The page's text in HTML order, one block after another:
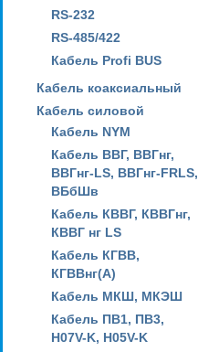
RS-232
RS-485/422
Кабель Profi BUS
Кабель коаксиальный
Кабель силовой
Кабель NYM
Кабель ВВГ, ВВГнг,
ВВГнг-LS, ВВГнг-FRLS,
ВБбШв
Кабель КВВГ, КВВГнг,
КВВГ нг LS
Кабель КГВВ,
КГВВнг(А)
Кабель МКШ, МКЭШ
Кабель ПВ1, ПВ3,
H07V-K, H05V-K